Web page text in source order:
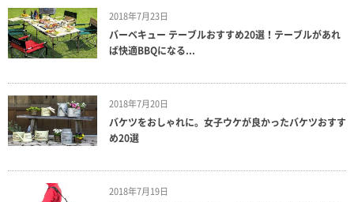
2018年7月23日
バーベキュー テーブルおすすめ20選！テーブルがあれ
ば快適BBQになる...
2018年7月20日
バケツをおしゃれに。女子ウケが良かったバケツおすす
め20選
2018年7月19日